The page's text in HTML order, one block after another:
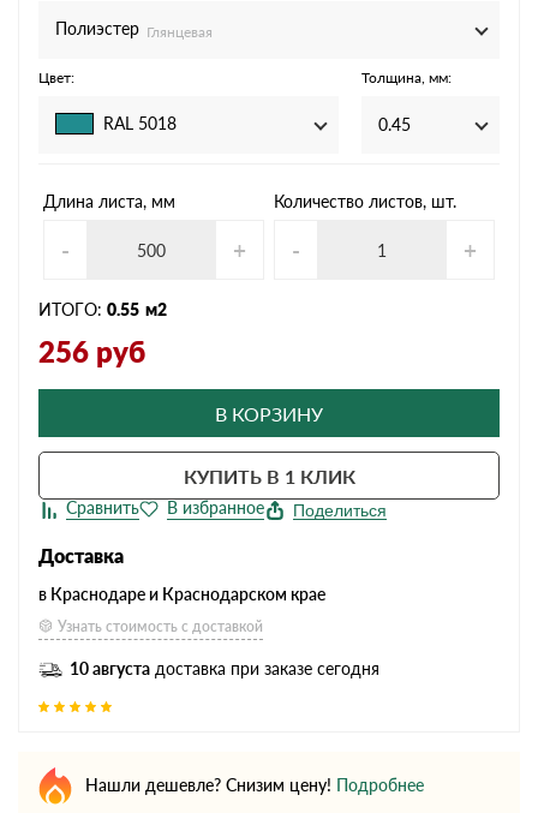
Полиэстер Глянцевая
Цвет:
RAL 5018
Толщина, мм:
0.45
Длина листа, мм
- +
Количество листов, шт.
- +
ИТОГО: 0.55 м2
256 руб
В КОРЗИНУ
КУПИТЬ В 1 КЛИК
Поделиться
Доставка
в Краснодаре и Краснодарском крае
Узнать стоимость с доставкой
10 августа доставка при заказе сегодня
Нашли дешевле? Снизим цену! Подробнее